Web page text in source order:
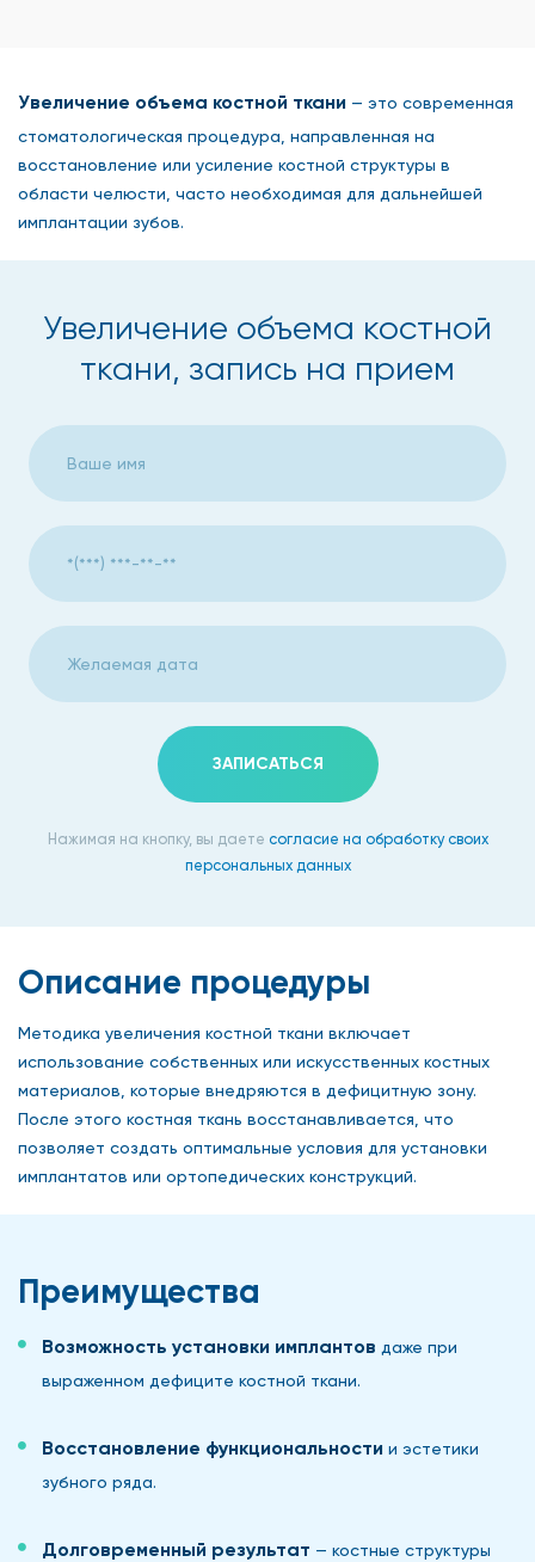
Увеличение объема костной ткани — это современная
стоматологическая процедура, направленная на
восстановление или усиление костной структуры в
области челюсти, часто необходимая для дальнейшей
имплантации зубов.
Увеличение объема костной
ткани, запись на прием
ЗАПИСАТЬСЯ
Нажимая на кнопку, вы даете согласие на обработку своих
персональных данных
Описание процедуры
Методика увеличения костной ткани включает
использование собственных или искусственных костных
материалов, которые внедряются в дефицитную зону.
После этого костная ткань восстанавливается, что
позволяет создать оптимальные условия для установки
имплантатов или ортопедических конструкций.
Преимущества
Возможность установки имплантов даже при
выраженном дефиците костной ткани.
Восстановление функциональности и эстетики
зубного ряда.
Долговременный результат — костные структуры